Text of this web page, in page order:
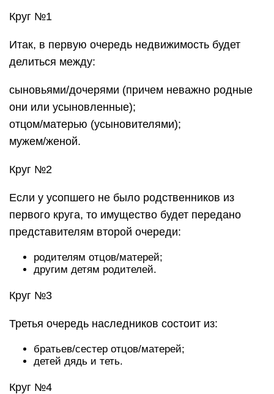
Круг №1
Итак, в первую очередь недвижимость будет
делиться между:
сыновьями/дочерями (причем неважно родные
они или усыновленные);
отцом/матерью (усыновителями);
мужем/женой.
Круг №2
Если у усопшего не было родственников из
первого круга, то имущество будет передано
представителям второй очереди:
родителям отцов/матерей;
другим детям родителей.
Круг №3
Третья очередь наследников состоит из:
братьев/сестер отцов/матерей;
детей дядь и теть.
Круг №4